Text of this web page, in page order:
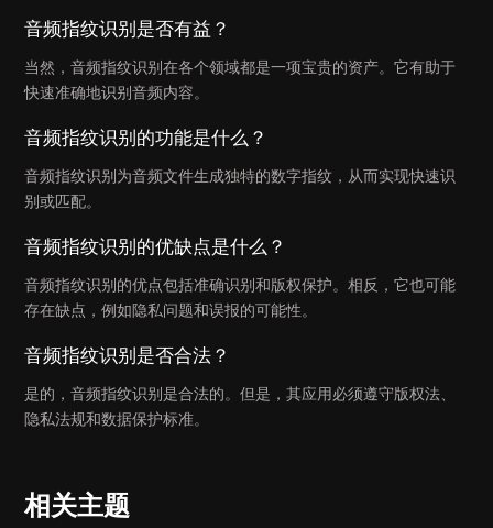
音频指纹识别是否有益？
当然，音频指纹识别在各个领域都是一项宝贵的资产。它有助于
快速准确地识别音频内容。
音频指纹识别的功能是什么？
音频指纹识别为音频文件生成独特的数字指纹，从而实现快速识
别或匹配。
音频指纹识别的优缺点是什么？
音频指纹识别的优点包括准确识别和版权保护。相反，它也可能
存在缺点，例如隐私问题和误报的可能性。
音频指纹识别是否合法？
是的，音频指纹识别是合法的。但是，其应用必须遵守版权法、
隐私法规和数据保护标准。
相关主题